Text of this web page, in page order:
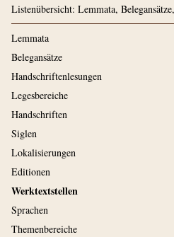
Listenübersicht: Lemmata,
Lemmata
Belegansätze
Handschriftenlesungen
Legesbereiche
Handschriften
Siglen
Lokalisierungen
Editionen
Werktextstellen
Sprachen
Themenbereiche